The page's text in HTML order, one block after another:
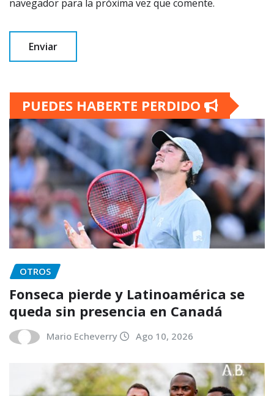
navegador para la próxima vez que comente.
PUEDES HABERTE PERDIDO
OTROS
Fonseca pierde y Latinoamérica se
queda sin presencia en Canadá
Mario Echeverry Ago 10, 2026